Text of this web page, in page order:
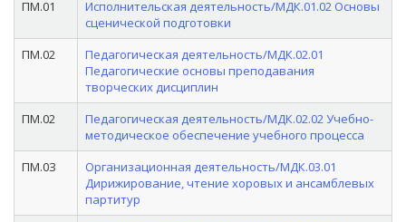
ПМ.01
Исполнительская деятельность/МДК.01.02 Основы
сценической подготовки
ПМ.02
Педагогическая деятельность/МДК.02.01
Педагогические основы преподавания
творческих дисциплин
ПМ.02
Педагогическая деятельность/МДК.02.02 Учебно-
методическое обеспечение учебного процесса
ПМ.0З
Организационная деятельность/МДК.03.01
Дирижирование, чтение хоровых и ансамблевых
партитур